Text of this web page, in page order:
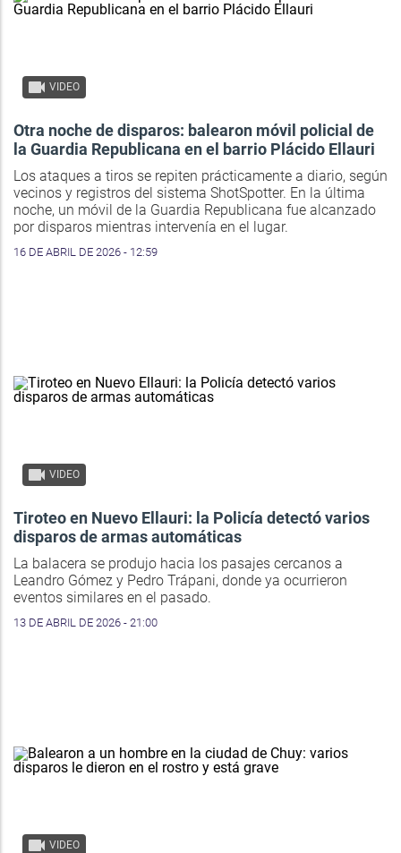
VIDEO
Otra noche de disparos: balearon móvil policial de
la Guardia Republicana en el barrio Plácido Ellauri
Los ataques a tiros se repiten prácticamente a diario, según
vecinos y registros del sistema ShotSpotter. En la última
noche, un móvil de la Guardia Republicana fue alcanzado
por disparos mientras intervenía en el lugar.
16 DE ABRIL DE 2026 - 12:59
VIDEO
Tiroteo en Nuevo Ellauri: la Policía detectó varios
disparos de armas automáticas
La balacera se produjo hacia los pasajes cercanos a
Leandro Gómez y Pedro Trápani, donde ya ocurrieron
eventos similares en el pasado.
13 DE ABRIL DE 2026 - 21:00
VIDEO